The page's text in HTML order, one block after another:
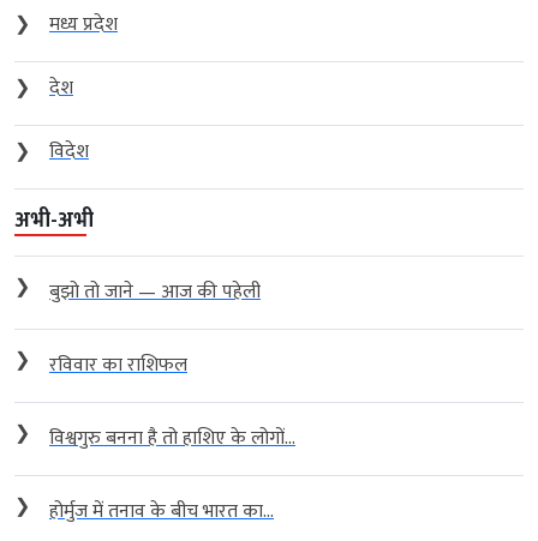
❯
मध्य प्रदेश
❯
देश
❯
विदेश
अभी-अभी
❯ बुझो तो जाने — आज की पहेली
❯ रविवार का राशिफल
❯ विश्वगुरु बनना है तो हाशिए के लोगों...
❯ होर्मुज में तनाव के बीच भारत का...